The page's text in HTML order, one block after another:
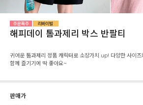
해피데이 톰과제리 박스 반팔티
귀여운 톰과제리 정품 캐릭터로 소장가치 up! 다양한 사이
함께 즐기기에 딱 좋아요~
판매가